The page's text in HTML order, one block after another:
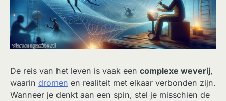
De reis van het leven is vaak een complexe weverij,
waarin dromen en realiteit met elkaar verbonden zijn.
Wanneer je denkt aan een spin, stel je misschien de